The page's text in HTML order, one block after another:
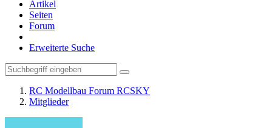
Artikel
Seiten
Forum
Erweiterte Suche
RC Modellbau Forum RCSKY
Mitglieder